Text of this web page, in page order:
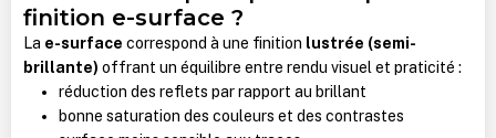
finition e-surface ?
La e-surface correspond à une finition lustrée (semi-
brillante) offrant un équilibre entre rendu visuel et praticité :
réduction des reflets par rapport au brillant
bonne saturation des couleurs et des contrastes